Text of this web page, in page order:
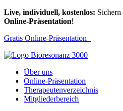
Live, individuell, kostenlos:
Online-Präsentation!
Gratis Online-Präsentation
Über uns
Online-Präsentation
Therapeutenverzeichnis
Mitgliederbereich